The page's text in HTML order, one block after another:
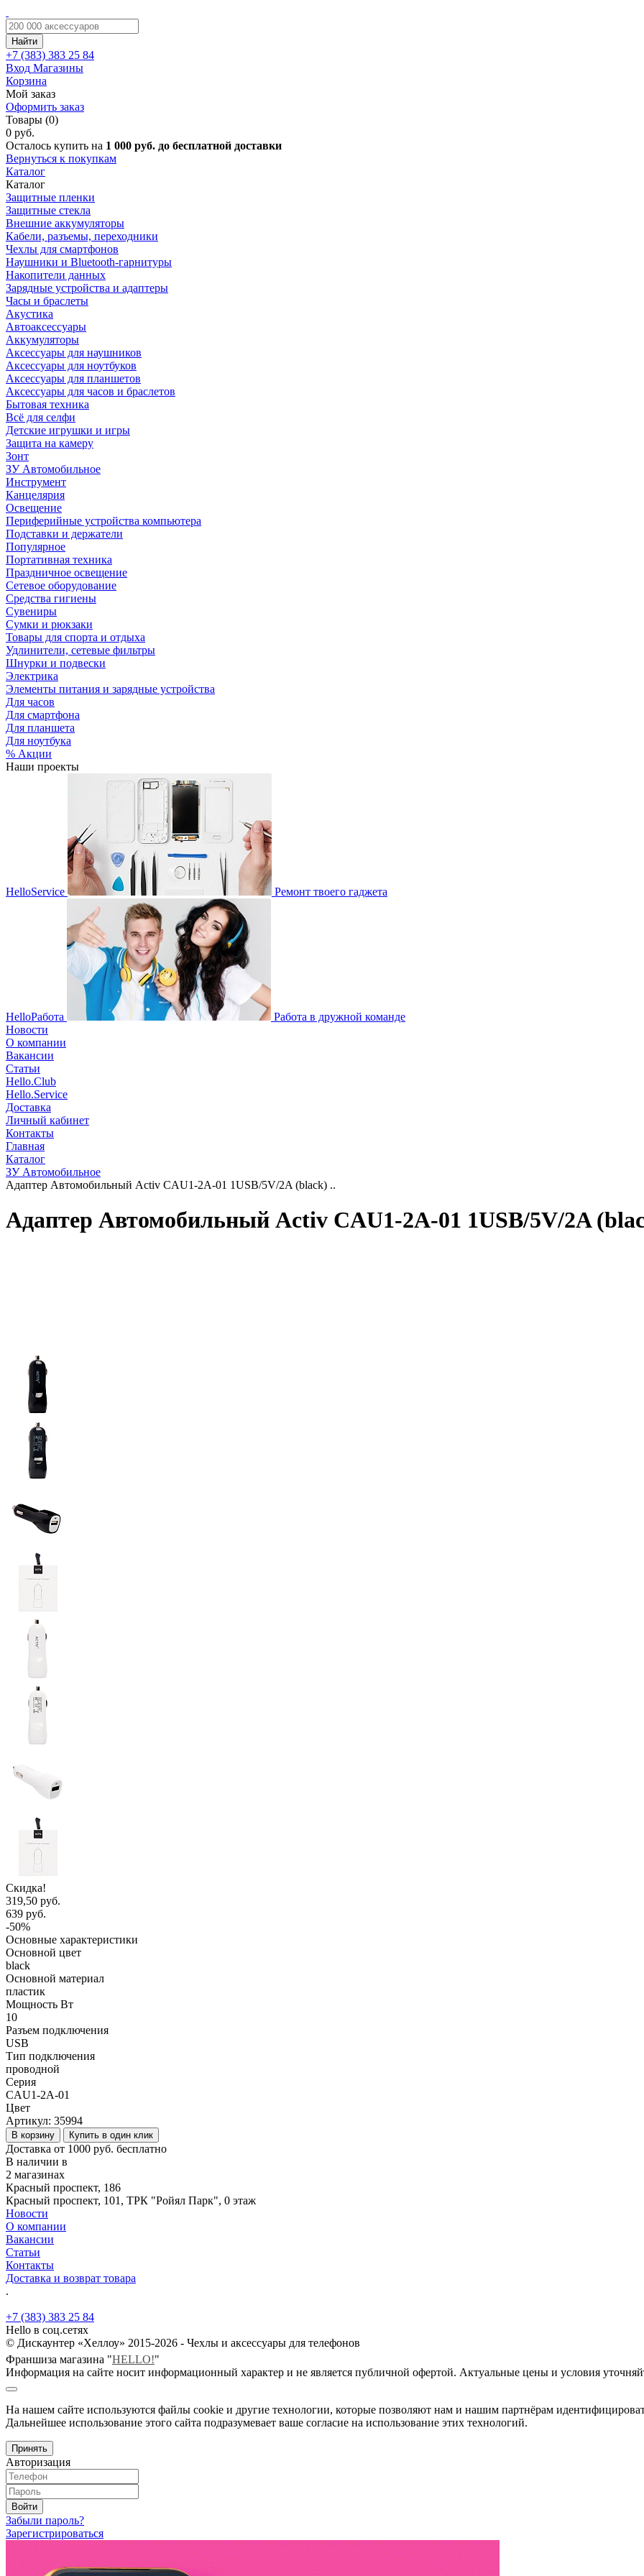
Найти
+7 (383) 383 25 84
Вход Магазины
Корзина
Мой заказ
Оформить заказ
Товары (0)
0 руб.
Осталось купить на 1 000 руб. до бесплатной доставки
Вернуться к покупкам
Каталог
Каталог
Защитные пленки
Защитные стекла
Внешние аккумуляторы
Кабели, разъемы, переходники
Чехлы для смартфонов
Наушники и Bluetooth-гарнитуры
Накопители данных
Зарядные устройства и адаптеры
Часы и браслеты
Акустика
Автоаксессуары
Аккумуляторы
Аксессуары для наушников
Аксессуары для ноутбуков
Аксессуары для планшетов
Аксессуары для часов и браслетов
Бытовая техника
Всё для селфи
Детские игрушки и игры
Защита на камеру
Зонт
ЗУ Автомобильное
Инструмент
Канцелярия
Освещение
Периферийные устройства компьютера
Подставки и держатели
Популярное
Портативная техника
Праздничное освещение
Сетевое оборудование
Средства гигиены
Сувениры
Сумки и рюкзаки
Товары для спорта и отдыха
Удлинители, сетевые фильтры
Шнурки и подвески
Электрика
Элементы питания и зарядные устройства
Для часов
Для смартфона
Для планшета
Для ноутбука
% Акции
Наши проекты
HelloService Ремонт твоего гаджета
HelloРабота
Работа в дружной команде
Новости
О компании
Вакансии
Статьи
Hello.Club
Hello.Service
Доставка
Личный кабинет
Контакты
Главная
Каталог
ЗУ Автомобильное
Адаптер Автомобильный Activ CAU1-2A-01 1USB/5V/2A (black) ..
Адаптер Автомобильный Activ CAU1-2A-01 1USB/5V/2A
Скидка!
319,50 руб.
639 руб.
-50%
Основные характеристики
Основной цвет
black
Основной материал
пластик
Мощность Вт
10
Разъем подключения
USB
Тип подключения
проводной
Серия
CAU1-2A-01
Цвет
Артикул: 35994
В корзину Купить в один клик
Доставка от 1000 руб. бесплатно
В наличии в
2 магазинах
Красный проспект, 186
Красный проспект, 101, ТРК "Ройял Парк", 0 этаж
Новости
О компании
Вакансии
Статьи
Контакты
Доставка и возврат товара
.
+7 (383) 383 25 84
Hello в соц.сетях
© Дискаунтер «Хеллоу» 2015-2026 - Чехлы и аксессуары для телефонов
Франшиза магазина "HELLO!"
Информация на сайте носит информационный характер и не является публичной офертой. Актуальные цены и условия
На нашем сайте используются файлы cookie и другие технологии, которые позволяют нам и нашим партнёрам
Дальнейшее использование этого сайта подразумевает ваше согласие на использование этих технологий.
Принять
Авторизация
Войти
Забыли пароль?
Зарегистрироваться